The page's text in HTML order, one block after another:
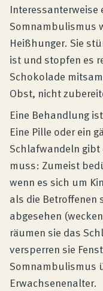
Somnambulismus
Heißhunger. Sie
ist und stopfen es
Schokolade
Obst, nicht
Eine Behandlung
Eine Pille oder ein
Schlafwandeln gibt
muss: Zumeist
wenn es sich um
als die Betroffenen
abgesehen
räumen sie das
versperren sie
Somnambulismus
Erwachsenenalter.